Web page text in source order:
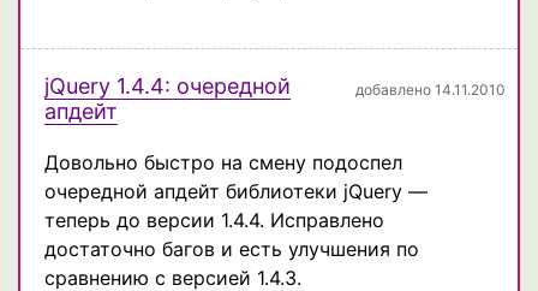
jQuery 1.4.4: очередной
апдейт
добавлено 14.11.2010
Довольно быстро на смену подоспел
очередной апдейт библиотеки jQuery —
теперь до версии 1.4.4. Исправлено
достаточно багов и есть улучшения по
сравнению с версией 1.4.3.